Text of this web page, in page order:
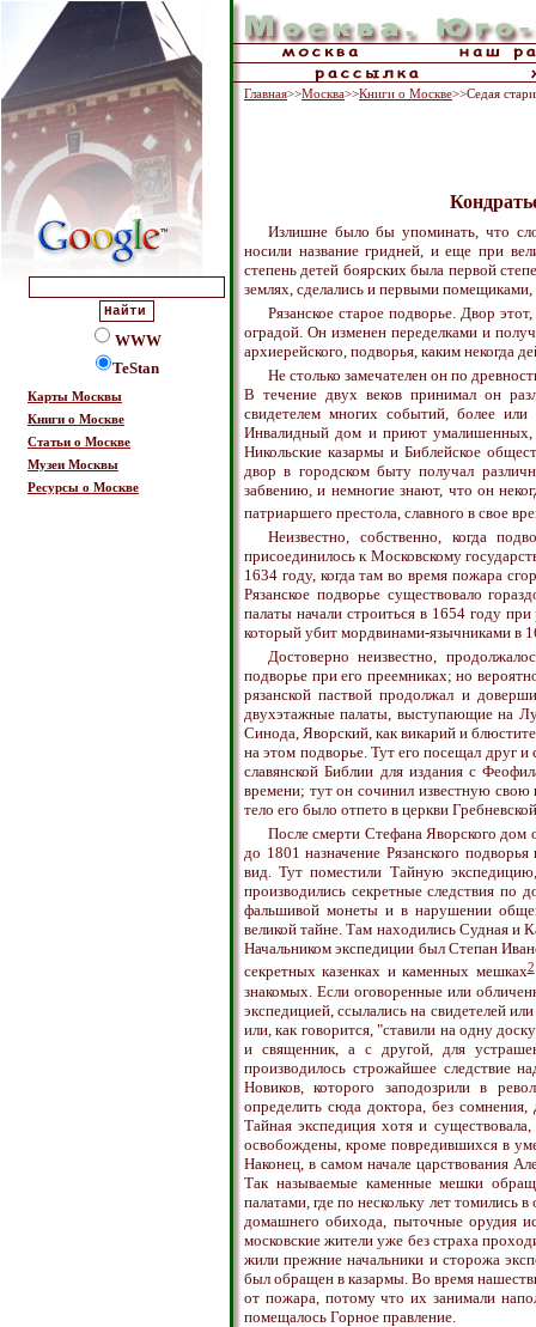
WWW
TeStan
Карты Москвы
Книги о Москве
Статьи о Москве
Музеи Москвы
Ресурсы о Москве
Главная>>Москва>>Книги о Москве>>Седая
Излишне было бы упоминать, что
носили название гридней, и еще при
степень детей боярских была первой
землях, сделались и первыми помещиками,
Рязанское старое подворье. Двор
оградой. Он изменен переделками и
архиерейского, подворья, каким некогда
Не столько замечателен он по
В течение двух веков принимал он
свидетелем многих событий, более
Инвалидный дом и приют умалишенных,
Никольские казармы и Библейское
двор в городском быту получал
забвению, и немногие знают, что он
патриаршего престола, славного в свое
Неизвестно, собственно, когда
присоединилось к Московскому
1634 году, когда там во время пожара
Рязанское подворье существовало
палаты начали строиться в 1654 году
который убит мордвинами-язычниками в
Достоверно неизвестно,
подворье при его преемниках; но
рязанской паствой продолжал и
двухэтажные палаты, выступающие на
Синода, Яворский, как викарий и
на этом подворье. Тут его посещал друг и
славянской Библии для издания с
времени; тут он сочинил известную
тело его было отпето в церкви
После смерти Стефана Яворского дом
до 1801 назначение Рязанского
вид. Тут поместили Тайную
производились секретные следствия по
фальшивой монеты и в нарушении
великой тайне. Там находились Судная и
Начальником экспедиции был Степан
секретных казенках и каменных мешках2
знакомых. Если оговоренные или
экспедицией, ссылались на свидетелей
или, как говорится, "ставили на одну
и священник, а с другой, для
производилось строжайшее следствие
Новиков, которого заподозрили в
определить сюда доктора, без
Тайная экспедиция хотя и
освобождены, кроме повредившихся в
Наконец, в самом начале царствования
Так называемые каменные мешки
палатами, где по нескольку лет томились
домашнего обихода, пыточные орудия
московские жители уже без страха
жили прежние начальники и сторожа
был обращен в казармы. Во время
от пожара, потому что их занимали
помещалось Горное правление.